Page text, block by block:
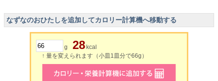
なずなのおひたしを追加してカロリー計算機へ移動する
g 28 kcal
↑ 量を変えられます（小皿1皿分で66g）